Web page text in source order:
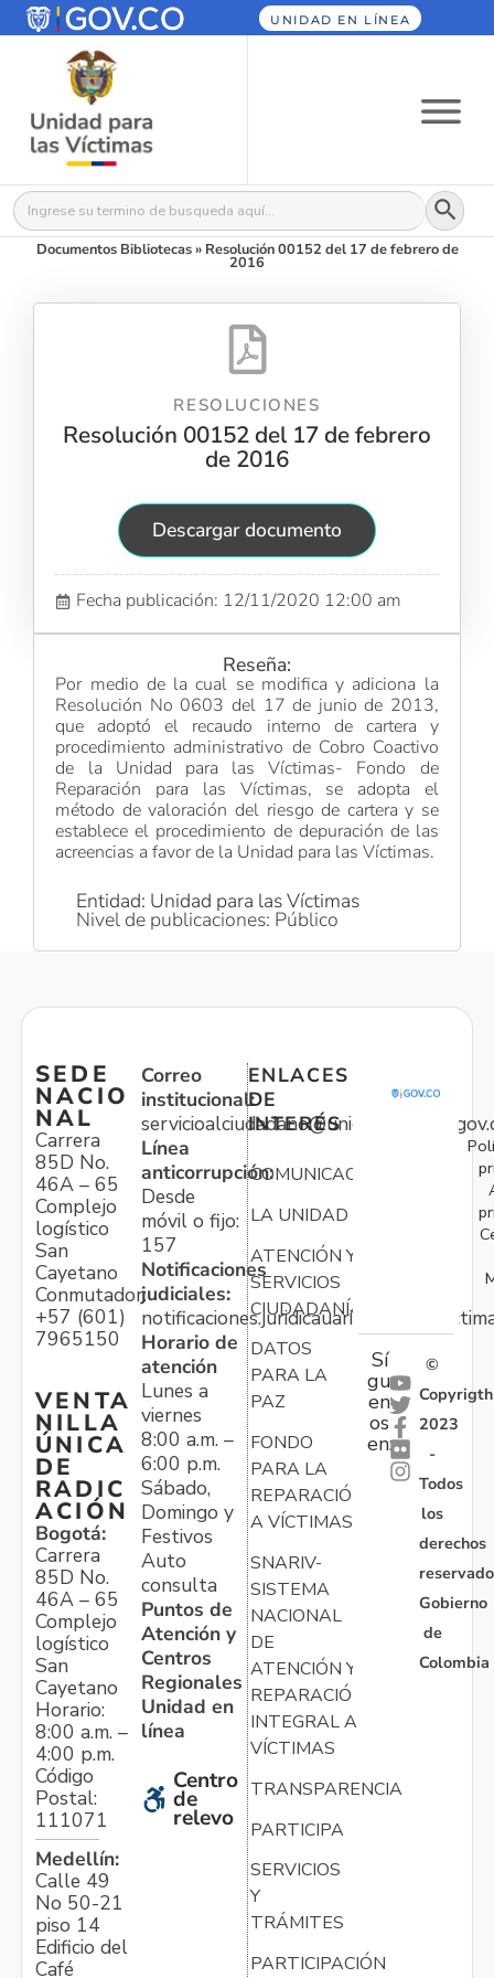
UNIDAD EN LÍNEA
Buscar: Botón
Documentos Bibliotecas» Resolución 00152 del 17 de febrero de
2016
RESOLUCIONES
Resolución 00152 del 17 de febrero
de 2016
Descargar documento
Fecha publicación: 12/11/2020 12:00 am
Reseña:
Por medio de la cual se modifica y adiciona la
Resolución No 0603 del 17 de junio de 2013,
que adoptó el recaudo interno de cartera y
procedimiento administrativo de Cobro Coactivo
de la Unidad para las Víctimas- Fondo de
Reparación para las Víctimas, se adopta el
método de valoración del riesgo de cartera y se
establece el procedimiento de depuración de las
acreencias a favor de la Unidad para las Víctimas.
Entidad: Unidad para las Víctimas
Nivel de publicaciones: Público
SEDE
NACIO
NAL
Carrera
85D No.
46A – 65
Complejo
logístico
San
Cayetano
Conmutador:
+57 (601)
7965150
VENTA
NILLA
ÚNICA
DE
RADIC
ACIÓN
Bogotá:
Carrera
85D No.
46A – 65
Complejo
logístico
San
Cayetano
Horario:
8:00 a.m. –
4:00 p.m.
Código
Postal:
111071
Medellín:
Calle 49
No 50-21
piso 14
Edificio del
Café
Correo
institucional:
Línea
anticorrupción:
Desde
móvil o fijo:
157
Notificaciones
judiciales:
Horario de
atención
Lunes a
viernes
8:00 a.m. –
6:00 p.m.
Sábado,
Domingo y
Festivos
Auto
consulta
Puntos de
Atención y
Centros
Regionales
Unidad en
línea
Centro
de
relevo
ENLACES
DE
INTERÉS
COMUNICACIONES
LA UNIDAD
ATENCIÓN Y
SERVICIOS
CIUDADANÍA
DATOS
PARA LA
PAZ
FONDO
PARA LA
REPARACIÓN
A VÍCTIMAS
SNARIV-
SISTEMA
NACIONAL
DE
ATENCIÓN Y
REPARACIÓN
INTEGRAL A
VÍCTIMAS
TRANSPARENCIA
PARTICIPA
SERVICIOS
Y
TRÁMITES
PARTICIPACIÓN
Sí
gu
en
os
en:
©
Copyrigth
2023
-
Todos
los
derechos
Gobierno
de
Colombia